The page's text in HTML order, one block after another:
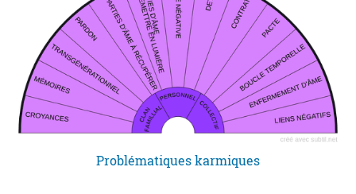
Problématiques karmiques